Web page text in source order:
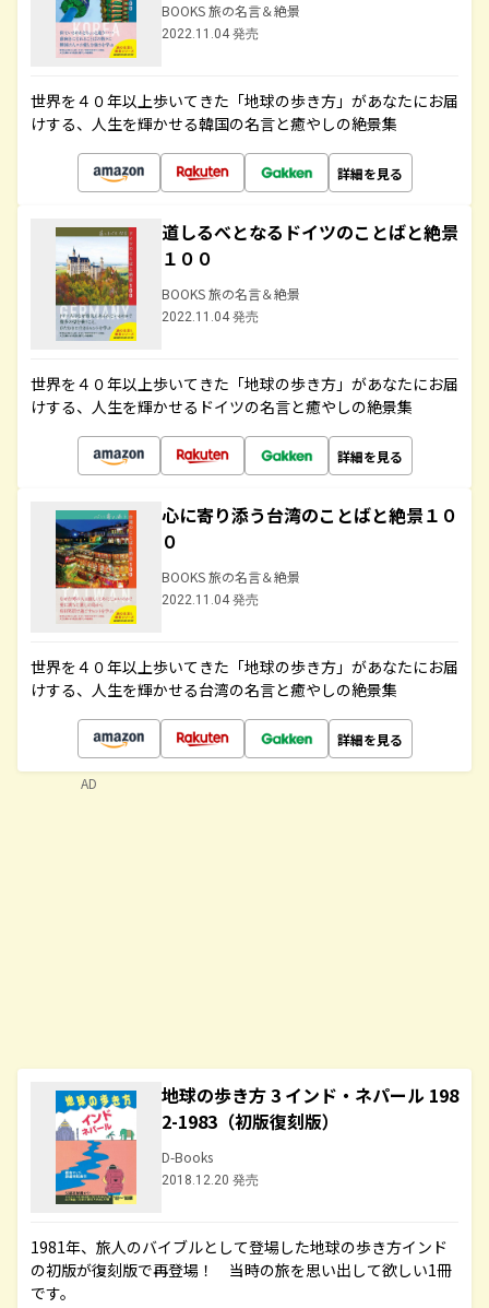
BOOKS 旅の名言＆絶景
2022.11.04 発売
世界を４０年以上歩いてきた「地球の歩き方」があなたにお届
けする、人生を輝かせる韓国の名言と癒やしの絶景集
詳細を見る
道しるべとなるドイツのことばと絶景
１００
BOOKS 旅の名言＆絶景
2022.11.04 発売
世界を４０年以上歩いてきた「地球の歩き方」があなたにお届
けする、人生を輝かせるドイツの名言と癒やしの絶景集
詳細を見る
心に寄り添う台湾のことばと絶景１０
０
BOOKS 旅の名言＆絶景
2022.11.04 発売
世界を４０年以上歩いてきた「地球の歩き方」があなたにお届
けする、人生を輝かせる台湾の名言と癒やしの絶景集
詳細を見る
地球の歩き方 3 インド・ネパール 198
2-1983（初版復刻版）
D-Books
2018.12.20 発売
1981年、旅人のバイブルとして登場した地球の歩き方インド
の初版が復刻版で再登場！ 当時の旅を思い出して欲しい1冊
です。
AD